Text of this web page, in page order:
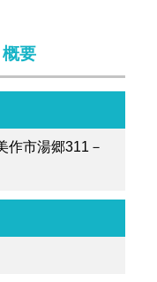
要
作市湯郷311－